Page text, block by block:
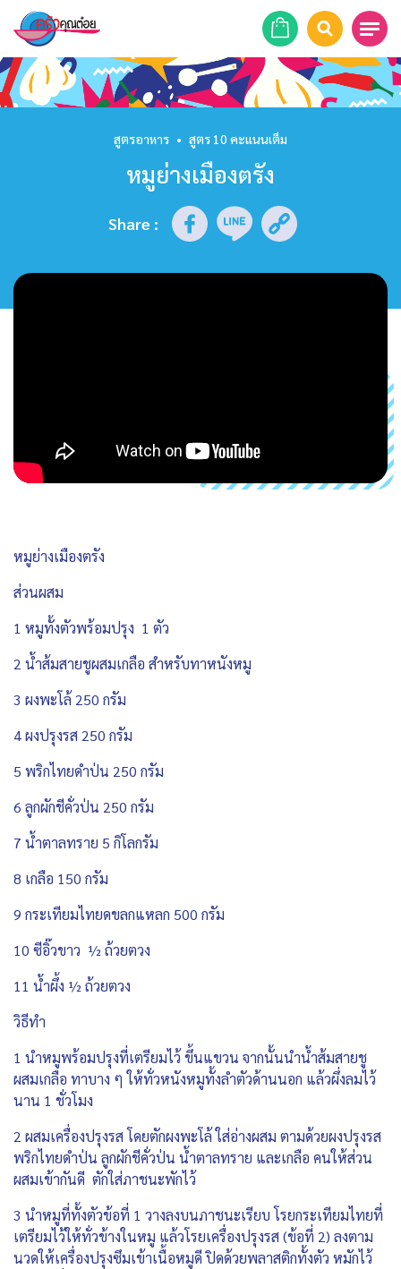
หน้าแรก
รายการย้อนหลัง
สูตรอาหาร • สูตร 10 คะแนนเต็ม
หมูย่างเมืองตรัง
Share :
หมูย่างเมืองตรัง
ส่วนผสม
1 หมูทั้งตัวพร้อมปรุง 1 ตัว
2 น้ำส้มสายชูผสมเกลือ สำหรับทาหนังหมู
3 ผงพะโล้ 250 กรัม
4 ผงปรุงรส 250 กรัม
5 พริกไทยดำป่น 250 กรัม
6 ลูกผักชีคั่วป่น 250 กรัม
7 น้ำตาลทราย 5 กิโลกรัม
8 เกลือ 150 กรัม
9 กระเทียมไทยดขลกแหลก 500 กรัม
10 ซีอิ๊วขาว ½ ถ้วยตวง
11 น้ำผึ้ง ½ ถ้วยตวง
วิธีทำ
1 นำหมูพร้อมปรุงที่เตรียมไว้ ขึ้นแขวน จากนั้นนำน้ำส้มสายชู
ผสมเกลือ ทาบาง ๆ ให้ทั่วหนังหมูทั้งลำตัวด้านนอก แล้วผึ่งลมไว้
นาน 1 ชั่วโมง
2 ผสมเครื่องปรุงรส โดยตักผงพะโล้ ใส่อ่างผสม ตามด้วยผงปรุงรส
พริกไทยดำป่น ลูกผักชีคั่วป่น น้ำตาลทราย และเกลือ คนให้ส่วน
ผสมเข้ากันดี ตักใส่ภาชนะพักไว้
3 นำหมูที่ทั้งตัวข้อที่ 1 วางลงบนภาชนะเรียบ โรยกระเทียมไทยที่
เตรียมไว้ให้ทั่วข้างในหมู แล้วโรยเครื่องปรุงรส (ข้อที่ 2) ลงตาม
นวดให้เครื่องปรุงซึมเข้าเนื้อหมูดี ปิดด้วยพลาสติกทั้งตัว หมักไว้